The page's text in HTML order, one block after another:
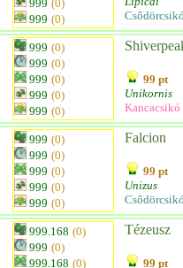
999 (0)
999 (0)
Csődörcsikó
999 (0)
999 (0)
999 (0)
999 (0)
999 (0)
99 pt
Unikornis
Kancacsikó
999 (0)
999 (0)
999 (0)
999 (0)
999 (0)
Falcion
99 pt
Unizus
Csődörcsikó
999.168 (0)
999 (0)
999.168 (0)
Tézeusz
99 pt